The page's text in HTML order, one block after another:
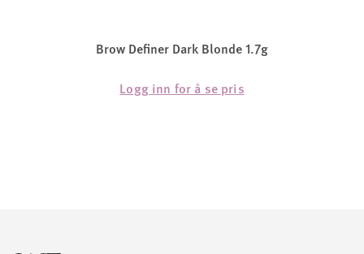
Brow Definer Dark Blonde 1.7g
Logg inn for å se pris